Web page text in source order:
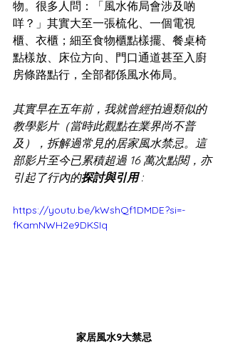
物。很多人問：「風水佈局會涉及啲
咩？」其實大至一張梳化、一個電視
櫃、衣櫃；細至食物櫃點樣擺、餐桌椅
點樣放、床位方向、門口通道甚至入廚
房條路點行，全部都係風水佈局。
其實早在五年前，我就曾經拍過類似的
教學影片（當時此觀點在業界尚不普
及），拆解過常見的居家風水禁忌。這
部影片至今已累積超過 16 萬次點閱，亦
引起了行內的探討與引用 :
https://youtu.be/kWshQf1DMDE?si=-
fKamNWH2e9DKSIq
家居風水9大禁忌